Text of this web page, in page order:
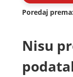
Poredaj prema
Nisu